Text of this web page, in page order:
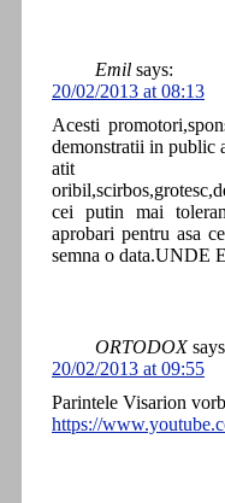
Emil says:
20/02/2013 at 08:13
Acesti
demonstratii in public
cei putin mai
aprobari pentru asa
semna o
ORTODOX
20/02/2013 at 09:55
Parintele Visarion
https://